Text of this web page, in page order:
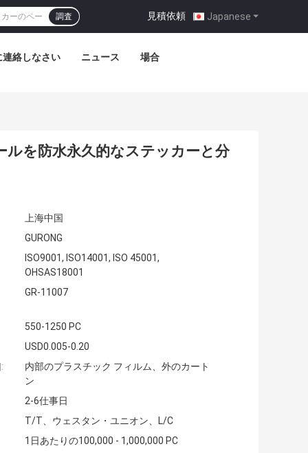
Japanese
見積依頼 |
調査
連絡しなさい ニュース 場合
ルを防水永久的なステッカーと分
上海中国
GURONG
ISO9001, ISO14001, ISO 45001,
OHSAS18001
GR-11007
550-1250 PC
USD0.005-0.20
内部のプラスチック フィルム、外のカート
ン
2-6仕事日
T/T、ウェスタン・ユニオン、L/C
1日あたりの100,000 - 1,000,000 PC